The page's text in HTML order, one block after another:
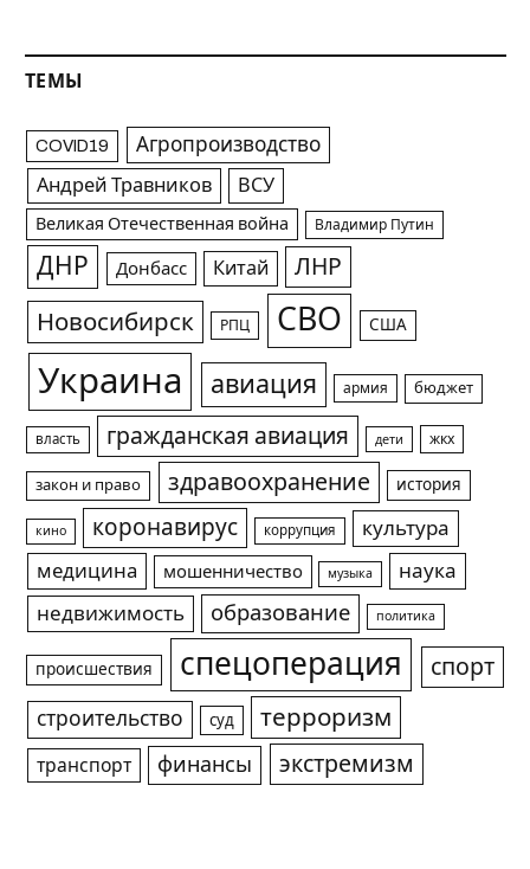
ТЕМЫ
COVID19 Агропроизводство
Андрей Травников ВСУ
Великая Отечественная война Владимир Путин
ДНР Донбасс Китай ЛНР
Новосибирск РПЦ СВО США
Украина авиация армия бюджет
власть гражданская авиация дети жкх
закон и право здравоохранение история
кино коронавирус коррупция
культура
медицина
мошенничество музыка
наука
недвижимость
образование политика
происшествия спецоперация спорт
строительство суд терроризм
транспорт финансы экстремизм